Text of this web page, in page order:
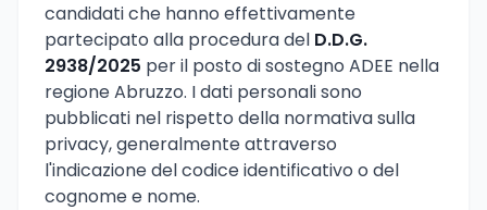
candidati che hanno effettivamente
partecipato alla procedura del D.D.G.
2938/2025 per il posto di sostegno ADEE nella
regione Abruzzo. I dati personali sono
pubblicati nel rispetto della normativa sulla
privacy, generalmente attraverso
l'indicazione del codice identificativo o del
cognome e nome.